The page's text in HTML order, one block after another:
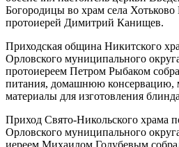
Богородицы во храм села
протоиерей Димитрий Канищев.
Приходская община Никитского
Орловского муниципального
протоиереем Петром Рыбаком
питания, домашнюю консервацию,
материалы для изготовления
Приход Свято-Никольского храма
Орловского муниципального
иереем Михаилом Голубевым